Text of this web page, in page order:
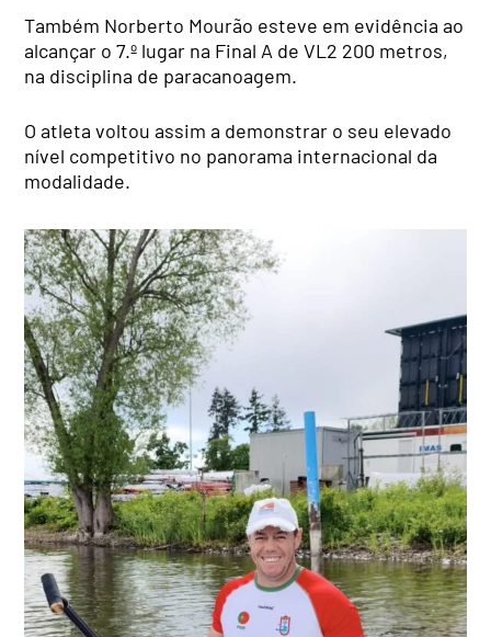
Também Norberto Mourão esteve em evidência ao
alcançar o 7.º lugar na Final A de VL2 200 metros,
na disciplina de paracanoagem.
O atleta voltou assim a demonstrar o seu elevado
nível competitivo no panorama internacional da
modalidade.